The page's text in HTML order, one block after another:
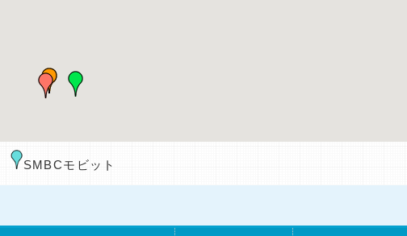
SMBCモビット